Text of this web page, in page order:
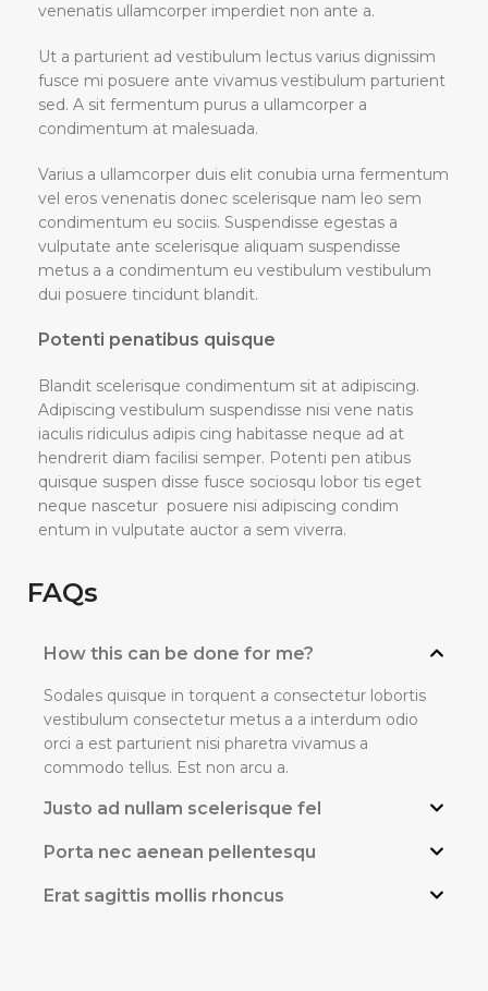
venenatis ullamcorper imperdiet non ante a.
Ut a parturient ad vestibulum lectus varius dignissim
fusce mi posuere ante vivamus vestibulum parturient
sed. A sit fermentum purus a ullamcorper a
condimentum at malesuada.
Varius a ullamcorper duis elit conubia urna fermentum
vel eros venenatis donec scelerisque nam leo sem
condimentum eu sociis. Suspendisse egestas a
vulputate ante scelerisque aliquam suspendisse
metus a a condimentum eu vestibulum vestibulum
dui posuere tincidunt blandit.
Potenti penatibus quisque
Blandit scelerisque condimentum sit at adipiscing.
Adipiscing vestibulum suspendisse nisi vene natis
iaculis ridiculus adipis cing habitasse neque ad at
hendrerit diam facilisi semper. Potenti pen atibus
quisque suspen disse fusce sociosqu lobor tis eget
neque nascetur posuere nisi adipiscing condim
entum in vulputate auctor a sem viverra.
FAQs
How this can be done for me?
Sodales quisque in torquent a consectetur lobortis
vestibulum consectetur metus a a interdum odio
orci a est parturient nisi pharetra vivamus a
commodo tellus. Est non arcu a.
Justo ad nullam scelerisque fel
Porta nec aenean pellentesqu
Erat sagittis mollis rhoncus